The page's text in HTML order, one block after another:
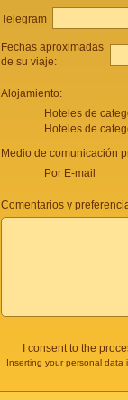
Telegram
Fechas aproximadas
de su viaje:
Alojamiento:
Hoteles de
Hoteles de
Medio de comunicación
Por E-mail
Comentarios y
I consent to the
Inserting your personal